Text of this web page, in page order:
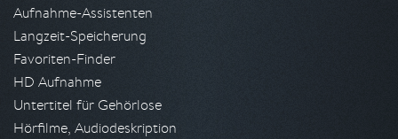
Aufnahme-Assistenten
Langzeit-Speicherung
Favoriten-Finder
HD Aufnahme
Untertitel für Gehörlose
Hörfilme, Audiodeskription